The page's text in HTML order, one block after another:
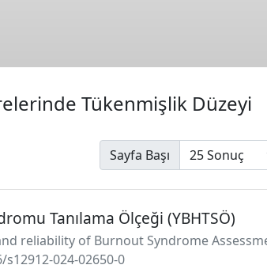
Tükenmişlik Düzeyi
Sayfa Başı
Tanılama Ölçeği (YBHTSÖ)
reliability of Burnout Syndrome
024-02650-0